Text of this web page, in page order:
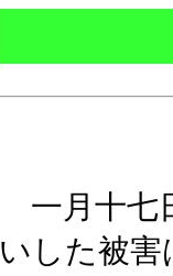
一月十七
いした被